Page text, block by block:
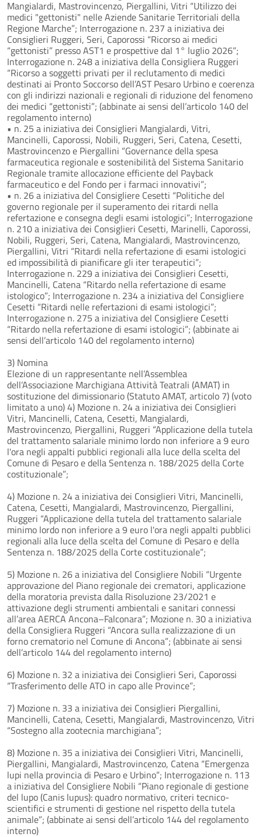
Mangialardi, Mastrovincenzo, Piergallini, Vitri “Utilizzo dei
medici "gettonisti" nelle Aziende Sanitarie Territoriali della
Regione Marche”; Interrogazione n. 237 a iniziativa dei
Consiglieri Ruggeri, Seri, Caporossi “Ricorso ai medici
“gettonisti” presso AST1 e prospettive dal 1° luglio 2026”;
Interrogazione n. 248 a iniziativa della Consigliera Ruggeri
“Ricorso a soggetti privati per il reclutamento di medici
destinati ai Pronto Soccorso dell’AST Pesaro Urbino e coerenza
con gli indirizzi nazionali e regionali di riduzione del fenomeno
dei medici “gettonisti”; (abbinate ai sensi dell’articolo 140 del
regolamento interno)
• n. 25 a iniziativa dei Consiglieri Mangialardi, Vitri,
Mancinelli, Caporossi, Nobili, Ruggeri, Seri, Catena, Cesetti,
Mastrovincenzo e Piergallini “Governance della spesa
farmaceutica regionale e sostenibilità del Sistema Sanitario
Regionale tramite allocazione efficiente del Payback
farmaceutico e del Fondo per i farmaci innovativi”;
• n. 26 a iniziativa del Consigliere Cesetti “Politiche del
governo regionale per il superamento dei ritardi nella
refertazione e consegna degli esami istologici”; Interrogazione
n. 210 a iniziativa dei Consiglieri Cesetti, Marinelli, Caporossi,
Nobili, Ruggeri, Seri, Catena, Mangialardi, Mastrovincenzo,
Piergallini, Vitri “Ritardi nella refertazione di esami istologici
ed impossibilità di pianificare gli iter terapeutici”;
Interrogazione n. 229 a iniziativa dei Consiglieri Cesetti,
Mancinelli, Catena “Ritardo nella refertazione di esame
istologico”; Interrogazione n. 234 a iniziativa del Consigliere
Cesetti “Ritardi nelle refertazioni di esami istologici”;
Interrogazione n. 275 a iniziativa del Consigliere Cesetti
“Ritardo nella refertazione di esami istologici”; (abbinate ai
sensi dell’articolo 140 del regolamento interno)
3) Nomina
Elezione di un rappresentante nell’Assemblea
dell’Associazione Marchigiana Attività Teatrali (AMAT) in
sostituzione del dimissionario (Statuto AMAT, articolo 7) (voto
limitato a uno) 4) Mozione n. 24 a iniziativa dei Consiglieri
Vitri, Mancinelli, Catena, Cesetti, Mangialardi,
Mastrovincenzo, Piergallini, Ruggeri “Applicazione della tutela
del trattamento salariale minimo lordo non inferiore a 9 euro
l'ora negli appalti pubblici regionali alla luce della scelta del
Comune di Pesaro e della Sentenza n. 188/2025 della Corte
costituzionale”;
4) Mozione n. 24 a iniziativa dei Consiglieri Vitri, Mancinelli,
Catena, Cesetti, Mangialardi, Mastrovincenzo, Piergallini,
Ruggeri “Applicazione della tutela del trattamento salariale
minimo lordo non inferiore a 9 euro l'ora negli appalti pubblici
regionali alla luce della scelta del Comune di Pesaro e della
Sentenza n. 188/2025 della Corte costituzionale”;
5) Mozione n. 26 a iniziativa del Consigliere Nobili “Urgente
approvazione del Piano regionale dei crematori, applicazione
della moratoria prevista dalla Risoluzione 23/2021 e
attivazione degli strumenti ambientali e sanitari connessi
all’area AERCA Ancona–Falconara”; Mozione n. 30 a iniziativa
della Consigliera Ruggeri “Ancora sulla realizzazione di un
forno crematorio nel Comune di Ancona”; (abbinate ai sensi
dell’articolo 144 del regolamento interno)
6) Mozione n. 32 a iniziativa dei Consiglieri Seri, Caporossi
“Trasferimento delle ATO in capo alle Province”;
7) Mozione n. 33 a iniziativa dei Consiglieri Piergallini,
Mancinelli, Catena, Cesetti, Mangialardi, Mastrovincenzo, Vitri
“Sostegno alla zootecnia marchigiana”;
8) Mozione n. 35 a iniziativa dei Consiglieri Vitri, Mancinelli,
Piergallini, Mangialardi, Mastrovincenzo, Catena “Emergenza
lupi nella provincia di Pesaro e Urbino”; Interrogazione n. 113
a iniziativa del Consigliere Nobili “Piano regionale di gestione
del lupo (Canis lupus): quadro normativo, criteri tecnico-
scientifici e strumenti di gestione nel rispetto della tutela
animale”; (abbinate ai sensi dell’articolo 144 del regolamento
interno)